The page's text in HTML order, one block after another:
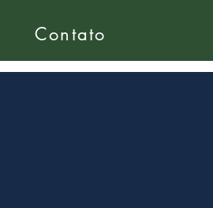
Contato